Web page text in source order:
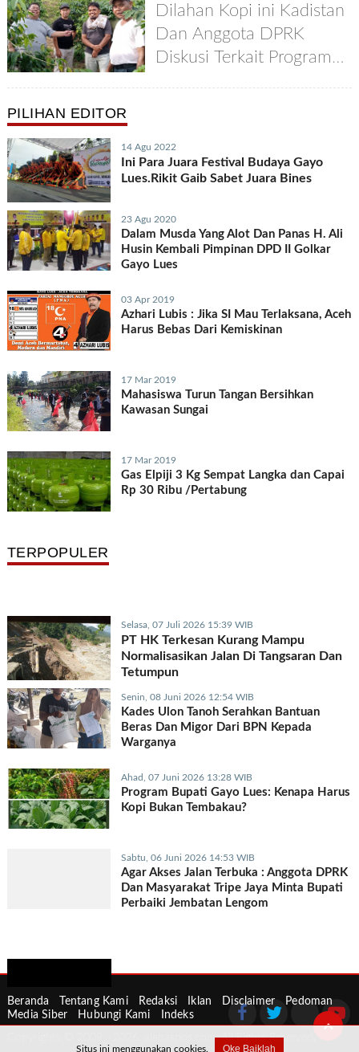
Dilahan Kopi ini Kadistan
Dan Anggota DPRK
Diskusi Terkait Program
PILIHAN EDITOR
14 Agu 2022
Ini Para Juara Festival Budaya Gayo
Lues.Rikit Gaib Sabet Juara Bines
23 Agu 2020
Dalam Musda Yang Alot Dan Panas H. Ali
Husin Kembali Pimpinan DPD II Golkar
Gayo Lues
03 Apr 2019
Azhari Lubis : Jika SI Mau Terlaksana, Aceh
Harus Bebas Dari Kemiskinan
17 Mar 2019
Mahasiswa Turun Tangan Bersihkan
Kawasan Sungai
17 Mar 2019
Gas Elpiji 3 Kg Sempat Langka dan Capai
Rp 30 Ribu /Pertabung
TERPOPULER
Selasa, 07 Juli 2026 15:39 WIB
PT HK Terkesan Kurang Mampu
Normalisasikan Jalan Di Tangsaran Dan
Tetumpun
Senin, 08 Juni 2026 12:54 WIB
Kades Ulon Tanoh Serahkan Bantuan
Beras Dan Migor Dari BPN Kepada
Warganya
Ahad, 07 Juni 2026 13:28 WIB
Program Bupati Gayo Lues: Kenapa Harus
Kopi Bukan Tembakau?
Sabtu, 06 Juni 2026 14:53 WIB
Agar Akses Jalan Terbuka : Anggota DPRK
Dan Masyarakat Tripe Jaya Minta Bupati
Perbaiki Jembatan Lengom
Beranda Tentang Kami Redaksi Iklan Disclaimer
Pedoman
Media Siber
Hubungi Kami
Indeks
Copyrights © 2009 - 2026. alabaspos.com, All Rights Reserved.
Situs ini menggunakan cookies. Oke Baiklah